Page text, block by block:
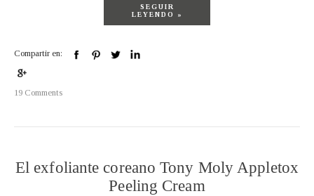
SEGUIR
LEYENDO »
Compartir en:
19 Comments
El exfoliante coreano Tony Moly Appletox
Peeling Cream